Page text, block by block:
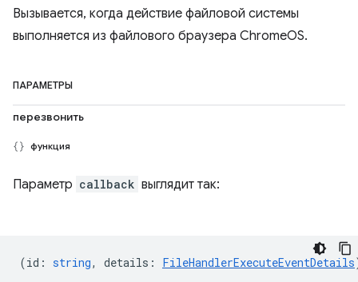
Вызывается, когда действие файловой системы
выполняется из файлового браузера ChromeOS.
ПАРАМЕТРЫ
перезвонить
функция
Параметр callback выглядит так:
(id : string, details : FileHandlerExecuteEventDetails